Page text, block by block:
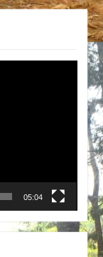
05:04